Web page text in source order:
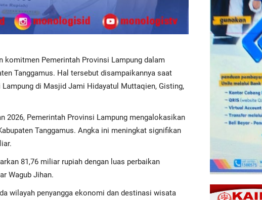
komitmen Pemerintah Provinsi Lampung dalam
Tanggamus. Hal tersebut disampaikannya saat
di Masjid Jami Hidayatul Muttaqien, Gisting,
2026, Pemerintah Provinsi Lampung mengalokasikan
Tanggamus. Angka ini meningkat signifikan
81,76 miliar rupiah dengan luas perbaikan
Wagub Jihan.
wilayah penyangga ekonomi dan destinasi wisata